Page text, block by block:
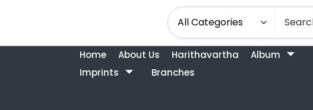
Home About Us Harithavartha Album
Imprints
Branches